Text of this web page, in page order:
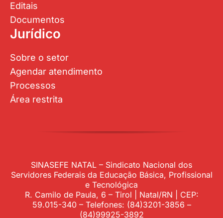
Editais
Documentos
Jurídico
Sobre o setor
Agendar atendimento
Processos
Área restrita
SINASEFE NATAL – Sindicato Nacional dos
Servidores Federais da Educação Básica, Profissional
e Tecnológica
R. Camilo de Paula, 6 – Tirol | Natal/RN | CEP:
59.015-340 – Telefones: (84)3201-3856 –
(84)99925-3892